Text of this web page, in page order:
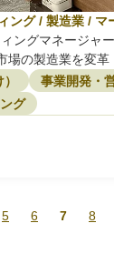
ング / 製造業 / マ
ングマネージャ
の製造業を変革
ー」でセールス・
事業開発・
グ
5 6 7 8